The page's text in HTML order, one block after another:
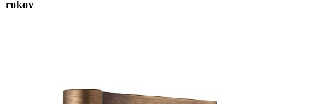
rokov